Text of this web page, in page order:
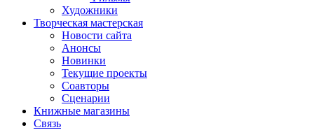
Художники
Творческая мастерская
Новости сайта
Анонсы
Новинки
Текущие проекты
Соавторы
Сценарии
Книжные магазины
Связь